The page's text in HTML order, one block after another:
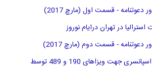
- قسمت اول (مارچ 2017)
در تهران درایام نوروز
- قسمت دوم (مارچ 2017)
محدود کردن صدور اسپانسری جهت ویزاهای 190 و 489 توسط